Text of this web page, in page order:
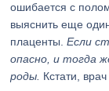
ошибается с
выяснить еще
плаценты.Если
опасно, и тогда
роды. Кстати,